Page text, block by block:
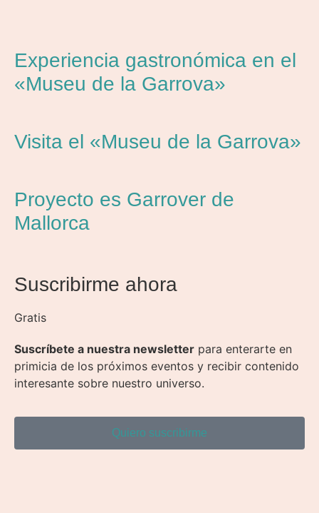
Experiencia gastronómica en el
«Museu de la Garrova»
Visita el «Museu de la Garrova»
Proyecto es Garrover de
Mallorca
Suscribirme ahora
Gratis
Suscríbete a nuestra newsletter para enterarte en
primicia de los próximos eventos y recibir contenido
interesante sobre nuestro universo.
Quiero suscribirme